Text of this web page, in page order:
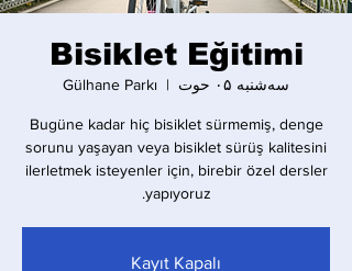
Bisiklet Eğitimi
سه‌شنبه ۰۵ حوت
  |
Gülhane Parkı
Bugüne kadar hiç bisiklet sürmemiş, denge
sorunu yaşayan veya bisiklet sürüş kalitesini
ilerletmek isteyenler için, birebir özel dersler
yapıyoruz.
Kayıt Kapalı